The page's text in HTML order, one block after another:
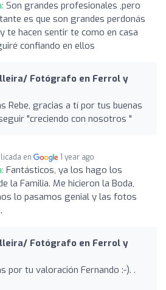
Son grandes profesionales ,pero
es que son grandes perdonás
te hacen sentir te como en casa
confiando en ellos
Fotógrafo en Ferrol y
Rebe, gracias a tí por tus buenas
"creciendo con nosotros "
en 1 year ago
Fantásticos, ya los hago los
la Familia. Me hicieron la Boda,
lo pasamos genial y las fotos
Fotógrafo en Ferrol y
por tu valoración Fernando :-). .